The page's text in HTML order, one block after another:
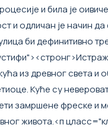
и била је
и одличан је начин
би дефинитивно
из древног света и
Куће су
замршене фреске и
живота.<п